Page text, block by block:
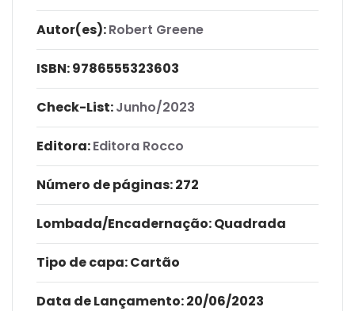
Autor(es):Robert Greene
ISBN:9786555323603
Check-List:Junho/2023
Editora:Editora Rocco
Número de páginas: 272
Lombada/Encadernação: Quadrada
Tipo de capa:Cartão
Data de Lançamento:20/06/2023